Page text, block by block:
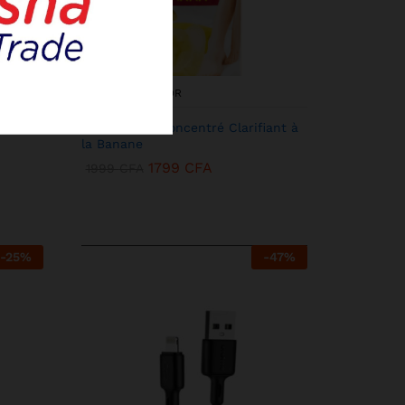
KENBANG TRÉSOR
Miss Laila – Concentré Clarifiant à
la Banane
1799 CFA
-25% -47%